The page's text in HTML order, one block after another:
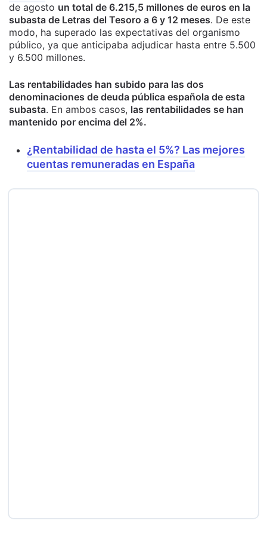
de agosto un total de 6.215,5 millones de euros en la
subasta de Letras del Tesoro a 6 y 12 meses. De este
modo, ha superado las expectativas del organismo
público, ya que anticipaba adjudicar hasta entre 5.500
y 6.500 millones.
Las rentabilidades han subido para las dos
denominaciones de deuda pública española de esta
subasta. En ambos casos, las rentabilidades se han
mantenido por encima del 2%.
¿Rentabilidad de hasta el 5%? Las mejores
cuentas remuneradas en España